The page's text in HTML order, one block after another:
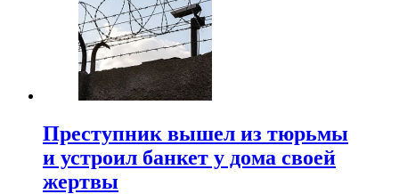
Преступник вышел из тюрьмы
и устроил банкет у дома своей
жертвы